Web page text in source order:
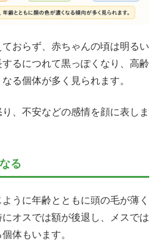
おらず、赤ちゃんの頃は明るい
るにつれて黒っぽくなり、高齢
る個体が多く見られます。
、不安などの感情を顔に表しま
る
うに年齢とともに頭の毛が薄く
オスでは額が後退し、メスでは
体もいます。